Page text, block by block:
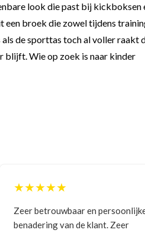
look die past bij kickboksen
broek die zowel tijdens
de sporttas toch al voller raakt
blijft. Wie op zoek is naar kinder
★★★★★
Zeer betrouwbaar en
benadering van de klant. Zeer